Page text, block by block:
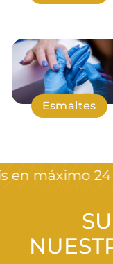
Esmaltes
máximo 24